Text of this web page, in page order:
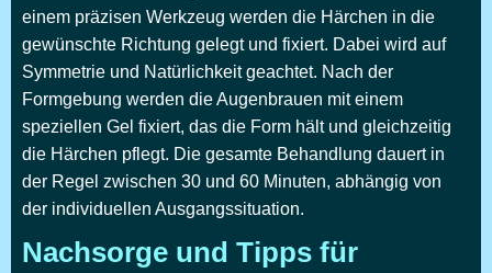
einem präzisen Werkzeug werden die Härchen in die
gewünschte Richtung gelegt und fixiert. Dabei wird auf
Symmetrie und Natürlichkeit geachtet. Nach der
Formgebung werden die Augenbrauen mit einem
speziellen Gel fixiert, das die Form hält und gleichzeitig
die Härchen pflegt. Die gesamte Behandlung dauert in
der Regel zwischen 30 und 60 Minuten, abhängig von
der individuellen Ausgangssituation.
Nachsorge und Tipps für